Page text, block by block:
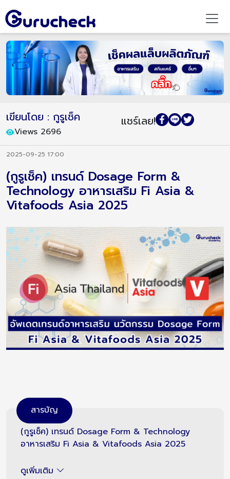
เขียนโดย : กูรูเช็ค
Views 2696
แชร์เลย!
2025-09-25 17:00
(กูรูเช็ค) เทรนด์ Dosage Form &
Technology อาหารเสริม Fi Asia &
Vitafoods Asia 2025
สารบัญ
(กูรูเช็ค) เทรนด์ Dosage Form & Technology
อาหารเสริม Fi Asia & Vitafoods Asia 2025
ดูเพิ่มเติม